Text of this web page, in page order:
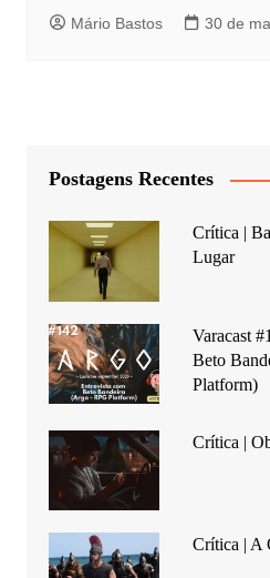
Mário Bastos 30 de
Postagens Recentes
Crítica |
Lugar
Varacast
Beto
Platform)
Crítica |
Crítica | A